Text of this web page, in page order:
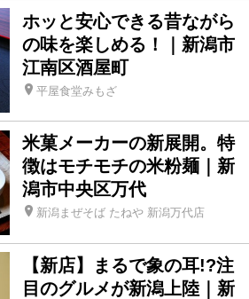
ホッと安心できる昔ながら
の味を楽しめる！｜新潟市
江南区酒屋町
平屋食堂みもざ
米菓メーカーの新展開。特
徴はモチモチの米粉麺｜新
潟市中央区万代
新潟まぜそば たねや 新潟万代店
【新店】まるで象の耳!?注
目のグルメが新潟上陸｜新